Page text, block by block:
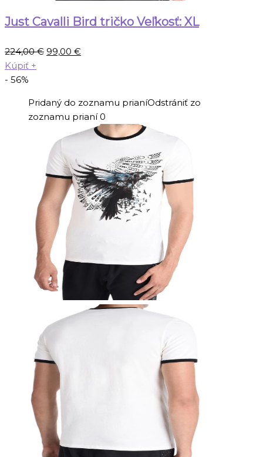
Just Cavalli Bird tričko Veľkosť: XL
224,00€ Pôvodná
99,00 €
Kúpiť +
- 56%
Pridaný do zoznamu prianíOdstrániť zo
zoznamu prianí 0